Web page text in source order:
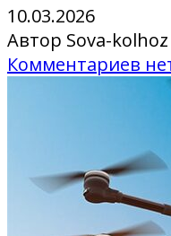
10.03.2026
Автор Sova-kolhoz
Комментариев